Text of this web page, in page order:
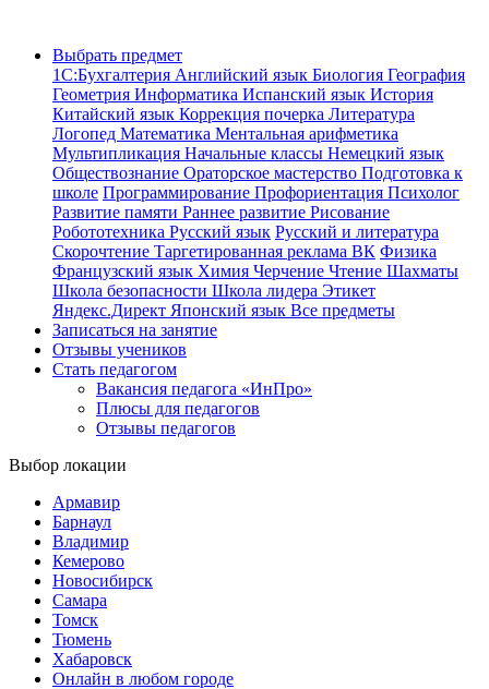
Выбрать предмет
1С:Бухгалтерия Английский язык Биология География
Геометрия Информатика Испанский язык История
Китайский язык Коррекция почерка Литература
Логопед Математика Ментальная арифметика
Мультипликация Начальные классы Немецкий язык
Обществознание Ораторское мастерство Подготовка к
школе Программирование Профориентация Психолог
Развитие памяти Раннее развитие Рисование
Робототехника Русский язык Русский и литература
Скорочтение Таргетированная реклама ВК Физика
Французский язык Химия Черчение Чтение Шахматы
Школа безопасности Школа лидера Этикет
Яндекс.Директ Японский язык Все предметы
Записаться на занятие
Отзывы учеников
Стать педагогом
Вакансия педагога «ИнПро»
Плюсы для педагогов
Отзывы педагогов
Выбор локации
Армавир
Барнаул
Владимир
Кемерово
Новосибирск
Самара
Томск
Тюмень
Хабаровск
Онлайн в любом городе